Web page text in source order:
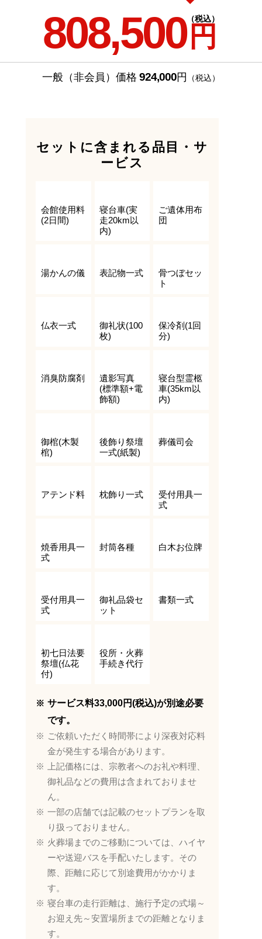
808,500 円
（税込）
一般（非会員）価格 924,000円 （税込）
セットに含まれる品目・サ
ービス
会館使用料
(2日間)
寝台車(実
走20km以
内)
ご遺体用布
団
湯かんの儀 表記物一式
骨つぼセッ
ト
仏衣一式
御礼状(100
枚)
保冷剤(1回
分)
消臭防腐剤
遺影写真
(標準額+電
飾額)
寝台型霊柩
車(35km以
内)
御棺(木製
棺)
後飾り祭壇
一式(紙製)
葬儀司会
アテンド料 枕飾り一式
受付用具一
式
焼香用具一
式
封筒各種 白木お位牌
受付用具一
式
御礼品袋セ
ット
書類一式
初七日法要
祭壇(仏花
付)
役所・火葬
手続き代行
サービス料33,000円(税込)が別途必要
です。
ご依頼いただく時間帯により深夜対応料
金が発生する場合があります。
上記価格には、宗教者へのお礼や料理、
御礼品などの費用は含まれておりませ
ん。
一部の店舗では記載のセットプランを取
り扱っておりません。
火葬場までのご移動については、ハイヤ
ーや送迎バスを手配いたします。その
際、距離に応じて別途費用がかかりま
す。
寝台車の走行距離は、施行予定の式場～
お迎え先～安置場所までの距離となりま
す。